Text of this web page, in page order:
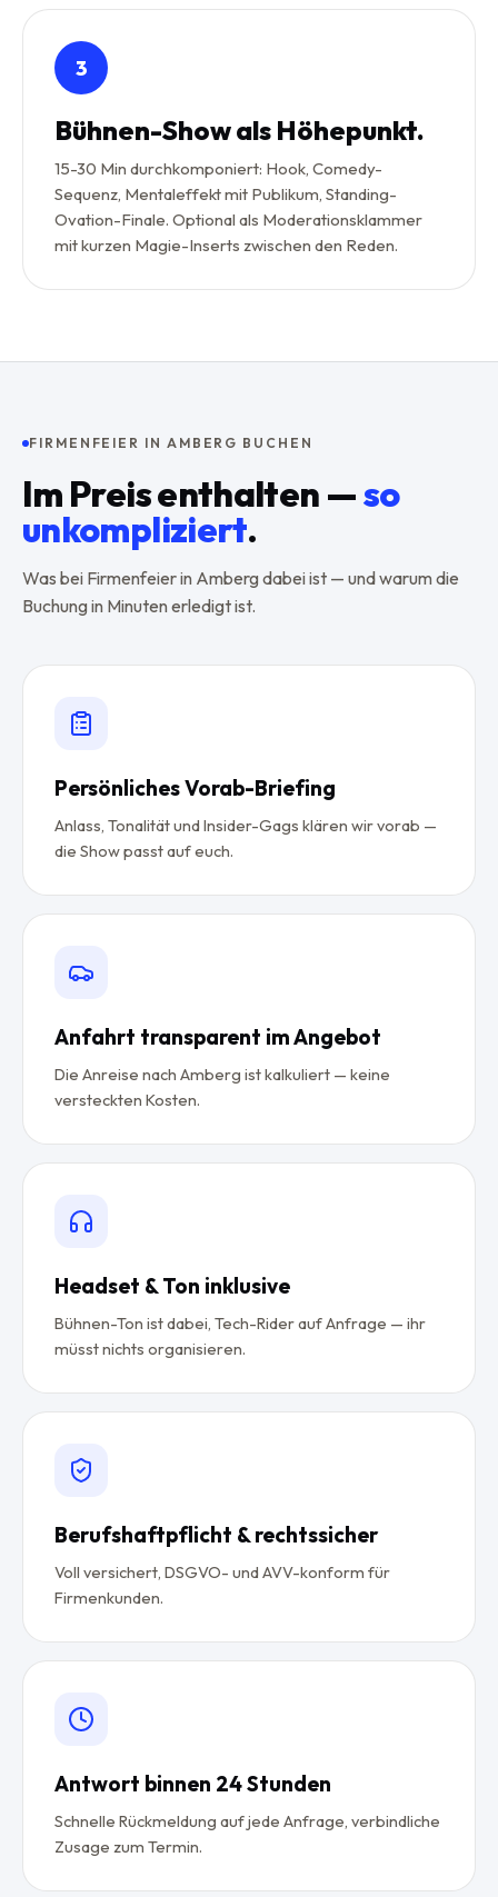
3
Bühnen-Show als Höhepunkt.
15-30 Min durchkomponiert: Hook, Comedy-
Sequenz, Mentaleffekt mit Publikum, Standing-
Ovation-Finale. Optional als Moderationsklammer
mit kurzen Magie-Inserts zwischen den Reden.
FIRMENFEIER IN AMBERG BUCHEN
Im Preis enthalten —so
unkompliziert.
Was bei Firmenfeier in Amberg dabei ist — und warum die
Buchung in Minuten erledigt ist.
Persönliches Vorab-Briefing
Anlass, Tonalität und Insider-Gags klären wir vorab —
die Show passt auf euch.
Anfahrt transparent im Angebot
Die Anreise nach Amberg ist kalkuliert — keine
versteckten Kosten.
Headset & Ton inklusive
Bühnen-Ton ist dabei, Tech-Rider auf Anfrage — ihr
müsst nichts organisieren.
Berufshaftpflicht & rechtssicher
Voll versichert, DSGVO- und AVV-konform für
Firmenkunden.
Antwort binnen 24 Stunden
Schnelle Rückmeldung auf jede Anfrage, verbindliche
Zusage zum Termin.